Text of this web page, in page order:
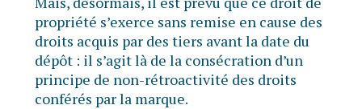
propriété s’exerce sans remise en cause des
droits acquis par des tiers avant la date du
dépôt : il s’agit là de la consécration d’un
principe de non-rétroactivité des droits
conférés par la marque.